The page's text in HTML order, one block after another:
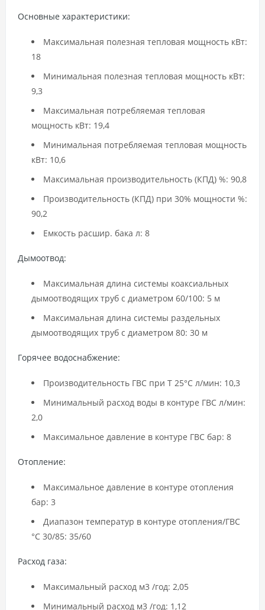
Основные характеристики:
Максимальная полезная тепловая мощность кВт:
18
Минимальная полезная тепловая мощность кВт:
9,3
Максимальная потребляемая тепловая
мощность кВт: 19,4
Минимальная потребляемая тепловая мощность
кВт: 10,6
Максимальная производительность (КПД) %: 90,8
Производительность (КПД) при 30% мощности %:
90,2
Емкость расшир. бака л: 8
Дымоотвод:
Максимальная длина системы коаксиальных
дымоотводящих труб с диаметром 60/100: 5 м
Максимальная длина системы раздельных
дымоотводящих труб с диаметром 80: 30 м
Горячее водоснабжение:
Производительность ГВС при T 25°C л/мин: 10,3
Минимальный расход воды в контуре ГВС л/мин:
2,0
Максимальное давление в контуре ГВС бар: 8
Отопление:
Максимальное давление в контуре отопления
бар: 3
Диапазон температур в контуре отопления/ГВС
°C 30/85: 35/60
Расход газа:
Максимальный расход м3 /год: 2,05
Минимальный расход м3 /год: 1,12